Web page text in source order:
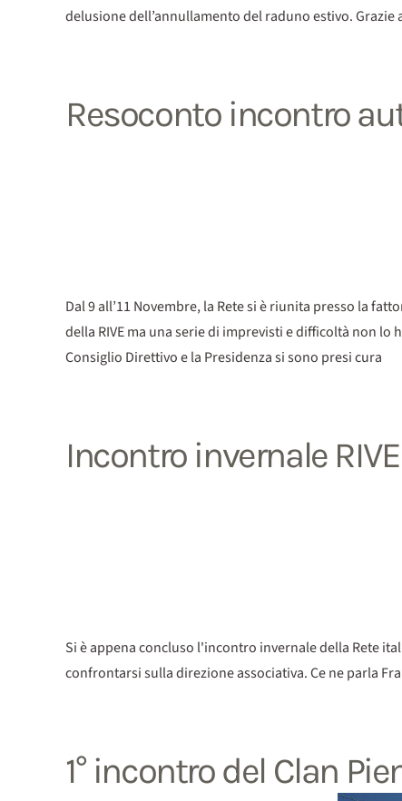
delusione dell’annullamento del raduno estivo.
Resoconto incontro
Dal 9 all’11 Novembre, la Rete si è riunita presso la
della RIVE ma una serie di imprevisti e difficoltà non
Consiglio Direttivo e la Presidenza si sono presi cura
Incontro invernale
Si è appena concluso l'incontro invernale della Rete
confrontarsi sulla direzione associativa. Ce ne parla
1° incontro del Clan